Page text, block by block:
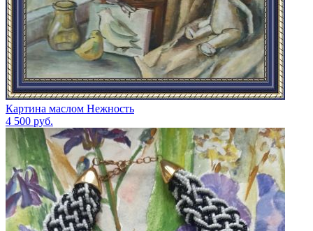
Картина маслом Нежность
4 500 руб.